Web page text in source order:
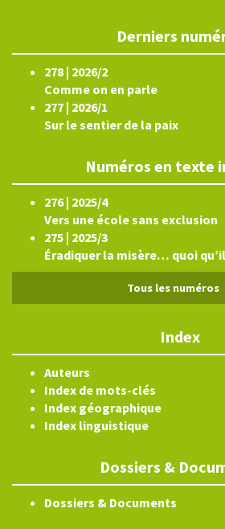
Derniers
278 | 2026/2
Comme on en parle
277 | 2026/1
Sur le sentier de la paix
Numéros en texte
276 | 2025/4
Vers une école sans exclusion
275 | 2025/3
Éradiquer la misère… quoi
Tous les numéros
Index
Auteurs
Index de mots-clés
Index géographique
Index linguistique
Dossiers &
Dossiers & Documents